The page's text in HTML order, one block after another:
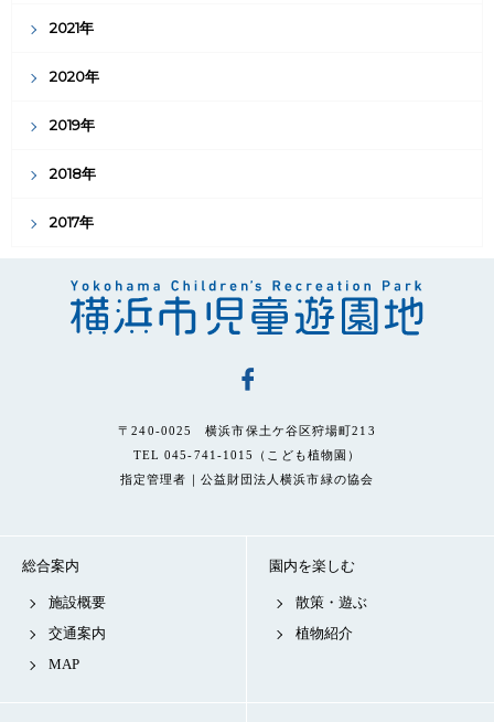
2021年
2020年
2019年
2018年
2017年
〒240-0025 横浜市保土ケ谷区狩場町213
TEL 045-741-1015（こども植物園）
指定管理者｜公益財団法人横浜市緑の協会
総合案内
施設概要
交通案内
MAP
園内を楽しむ
散策・遊ぶ
植物紹介